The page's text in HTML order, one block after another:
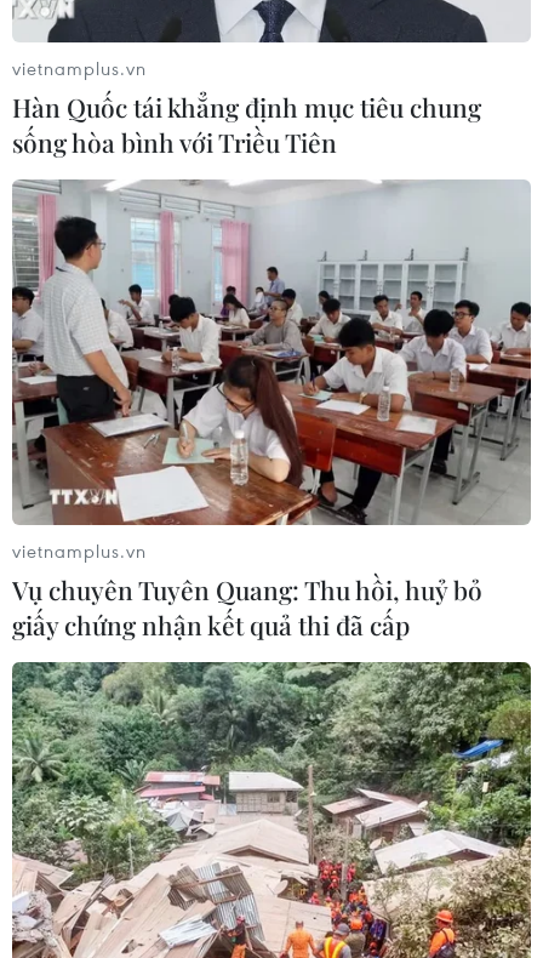
vietnamplus.vn
Hàn Quốc tái khẳng định mục tiêu chung
sống hòa bình với Triều Tiên
vietnamplus.vn
Vụ chuyên Tuyên Quang: Thu hồi, huỷ bỏ
giấy chứng nhận kết quả thi đã cấp